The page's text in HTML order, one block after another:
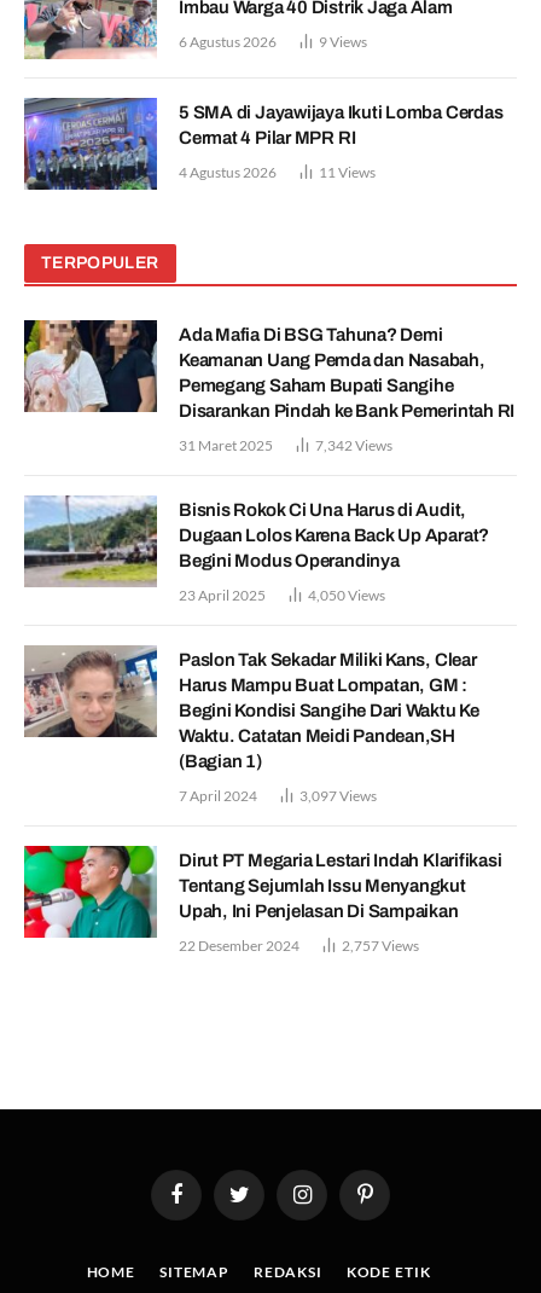
Imbau Warga 40 Distrik Jaga Alam
6 Agustus 2026 9Views
5 SMA di Jayawijaya Ikuti Lomba Cerdas
Cermat 4 Pilar MPR RI
4 Agustus 2026 11 Views
TERPOPULER
Ada Mafia Di BSG Tahuna? Demi
Keamanan Uang Pemda dan Nasabah,
Pemegang Saham Bupati Sangihe
Disarankan Pindah ke Bank Pemerintah RI
31 Maret 2025 7,342 Views
Bisnis Rokok Ci Una Harus di Audit,
Dugaan Lolos Karena Back Up Aparat?
Begini Modus Operandinya
23 April 2025 4,050Views
Paslon Tak Sekadar Miliki Kans, Clear
Harus Mampu Buat Lompatan, GM :
Begini Kondisi Sangihe Dari Waktu Ke
Waktu. Catatan Meidi Pandean,SH
(Bagian 1)
7 April 2024 3,097Views
Dirut PT Megaria Lestari Indah Klarifikasi
Tentang Sejumlah Issu Menyangkut
Upah, Ini Penjelasan Di Sampaikan
22 Desember 2024 2,757Views
FacebookTwitter InstagramPinterest
HOME SITEMAP REDAKSI KODE ETIK